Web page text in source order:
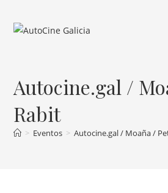
contenido
Autocine.gal /
Rabit
> Eventos > Autocine.gal / Moaña /